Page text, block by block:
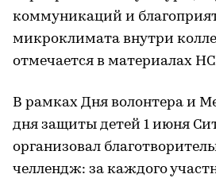
коммуникаций и
микроклимата внутри
отмечается в материалах
В рамках Дня волонтера и
дня защиты детей 1 июня
организовал
челлендж: за каждого